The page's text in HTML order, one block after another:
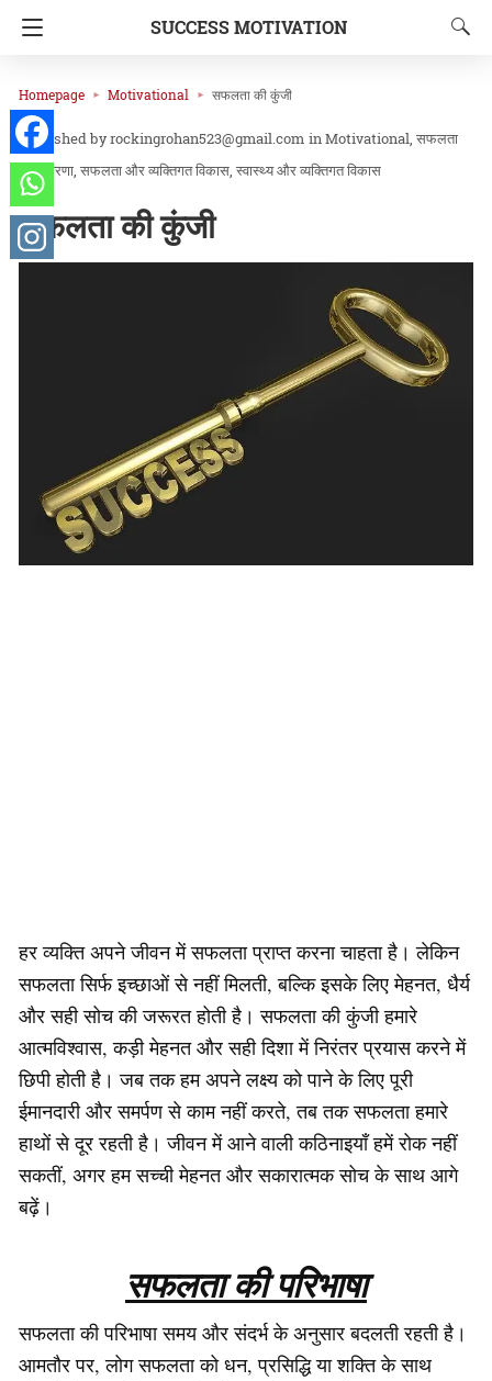
SUCCESS MOTIVATION
Homepage Motivational सफलता की कुंजी
rockingrohan523@gmail.com inMotivational सफलता
और प्रेरणा सफलता और व्यक्तिगत विकास स्वास्थ्य और व्यक्तिगत विकास
सफलता की कुंजी
हर व्यक्ति अपने जीवन में सफलता प्राप्त करना चाहता है। लेकिन
सफलता सिर्फ इच्छाओं से नहीं मिलती, बल्कि इसके लिए मेहनत, धैर्य
और सही सोच की जरूरत होती है। सफलता की कुंजी हमारे
आत्मविश्वास, कड़ी मेहनत और सही दिशा में निरंतर प्रयास करने में
छिपी होती है। जब तक हम अपने लक्ष्य को पाने के लिए पूरी
ईमानदारी और समर्पण से काम नहीं करते, तब तक सफलता हमारे
हाथों से दूर रहती है। जीवन में आने वाली कठिनाइयाँ हमें रोक नहीं
सकतीं, अगर हम सच्ची मेहनत और सकारात्मक सोच के साथ आगे
बढ़ें।
सफलता की परिभाषा
सफलता की परिभाषा समय और संदर्भ के अनुसार बदलती रहती है।
आमतौर पर, लोग सफलता को धन, प्रसिद्धि या शक्ति के साथ